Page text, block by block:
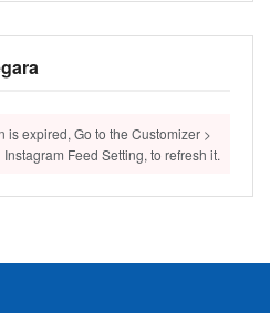
is expired, Go to the Customizer >
Feed Setting, to refresh it.